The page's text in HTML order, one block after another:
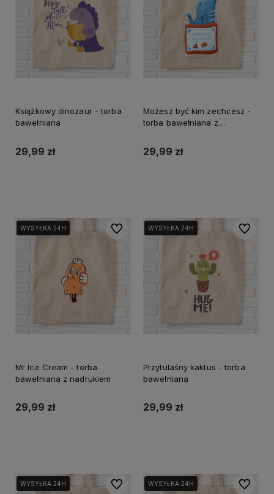
Książkowy dinozaur - torba
bawełniana
29,99 zł
Możesz być kim zechcesz -
torba bawełniana z
29,99 zł
WYSYŁKA 24H
WYSYŁKA 24H
WYSYŁKA 24H
Mr Ice Cream - torba
bawełniana z nadrukiem
29,99 zł
Do ulubionychWYSYŁKA 24H
WYSYŁKA 24H
WYSYŁKA 24H
Przytulaśny kaktus - torba
bawełniana
29,99 zł
Do
WYSYŁKA 24H
WYSYŁKA 24H
WYSYŁKA 24H Do ulubionychWYSYŁKA 24H
WYSYŁKA 24H Do